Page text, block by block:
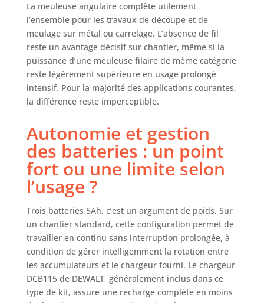
VITESSE : Cette
fonctionnalité
permet un
meilleur contrôle
de la puissance et
de la vitesse, la
rendant
polyvalente pour
différentes tâches.
COUPE
EXCEPTIONNELLE :
La meuleuse
DCG405 offre une
cruciale pour les
tâches nécessitant
précision et
efficacité,
notamment lors
du travail avec
des matériaux
nécessitant des
La meuleuse angulaire complète utilement
l’ensemble pour les travaux de découpe et de
meulage sur métal ou carrelage. L’absence de fil
reste un avantage décisif sur chantier, même si la
puissance d’une meuleuse filaire de même catégorie
reste légèrement supérieure en usage prolongé
intensif. Pour la majorité des applications courantes,
la différence reste imperceptible.
Autonomie et gestion
des batteries : un point
fort ou une limite selon
l’usage ?
Trois batteries 5Ah, c’est un argument de poids. Sur
un chantier standard, cette configuration permet de
travailler en continu sans interruption prolongée, à
condition de gérer intelligemment la rotation entre
les accumulateurs et le chargeur fourni. Le chargeur
DCB115 de DEWALT, généralement inclus dans ce
type de kit, assure une recharge complète en moins